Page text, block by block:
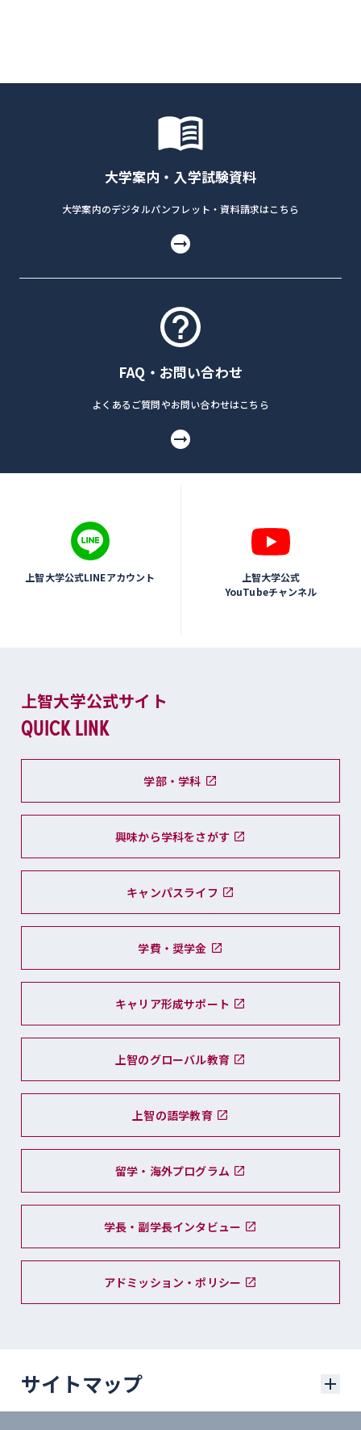
大学案内・入学試験資料
大学案内のデジタルパンフレット・資料請求はこちら
FAQ・お問い合わせ
よくあるご質問やお問い合わせはこちら
上智大学公式LINEアカウント
上智大学公式
YouTubeチャンネル
上智大学公式サイト
QUICK LINK
学部・学科
興味から学科をさがす
キャンパスライフ
学費・奨学金
キャリア形成サポート
上智のグローバル教育
上智の語学教育
留学・海外プログラム
学長・副学長インタビュー
アドミッション・ポリシー
サイトマップ